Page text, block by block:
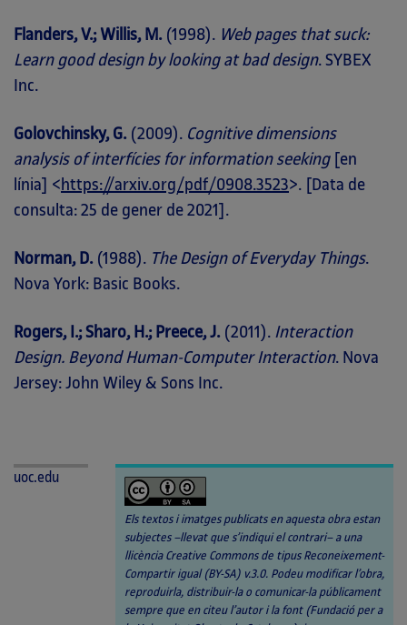
Flanders, V.; Willis, M.(1998). Web pages that suck:
Learn good design by looking at bad design. SYBEX
Inc.
Golovchinsky, G.(2009). Cognitive dimensions
analysis of interfícies for information seeking[en
línia] < https://arxiv.org/pdf/0908.3523>. [Data de
consulta: 25 de gener de 2021].
Norman, D.(1988). The Design of Everyday Things.
Nova York: Basic Books.
Rogers, I.; Sharo, H.; Preece, J.(2011). Interaction
Design. Beyond Human-Computer Interaction. Nova
Jersey: John Wiley & Sons Inc.
uoc.edu
Els textos i imatges publicats en aquesta obra estan
subjectes –llevat que s’indiqui el contrari– a una
llicència Creative Commons de tipus Reconeixement-
Compartir igual (BY-SA) v.3.0. Podeu modificar l’obra,
reproduirla, distribuir-la o comunicar-la públicament
sempre que en citeu l’autor i la font (Fundació per a